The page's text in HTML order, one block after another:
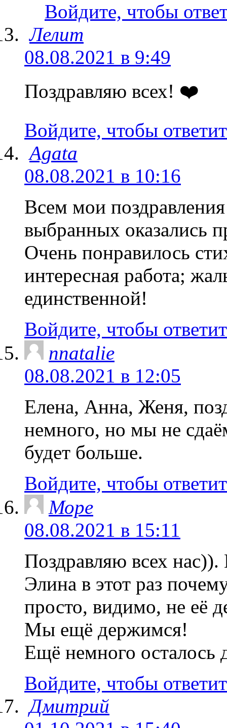
Войдите, чтобы
Лелит
08.08.2021 в 9:49
Поздравляю всех! ❤️
Войдите, чтобы
Agata
08.08.2021 в 10:16
Всем мои
выбранных оказались
Очень понравилось
интересная работа;
единственной!
Войдите, чтобы
nnatalie
08.08.2021 в 12:05
Елена, Анна, Женя,
немного, но мы не
будет больше.
Войдите, чтобы
Море
08.08.2021 в 15:11
Поздравляю всех нас)).
Элина в этот раз
просто, видимо, не её
Мы ещё держимся!
Ещё немного осталось
Войдите, чтобы
Дмитрий